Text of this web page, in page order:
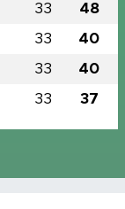
33 48
33 40
33 40
33 37